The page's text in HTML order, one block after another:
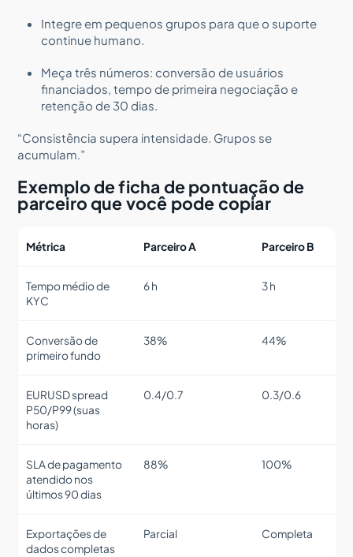
Integre em pequenos grupos para que o suporte
continue humano.
Meça três números: conversão de usuários
financiados, tempo de primeira negociação e
retenção de 30 dias.
“Consistência supera intensidade. Grupos se
acumulam.”
Exemplo de ficha de pontuação de
parceiro que você pode copiar
Métrica Parceiro A Parceiro B
Tempo médio de
KYC
6 h 3 h
Conversão de
primeiro fundo
38% 44%
EURUSD spread
P50/P99 (suas
horas)
0.4/0.7 0.3/0.6
SLA de pagamento
atendido nos
últimos 90 dias
88% 100%
Exportações de
dados completas
Parcial Completa